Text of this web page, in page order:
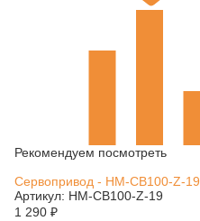
Рекомендуем посмотреть
Сервопривод - HM-CB100-Z-19
Артикул: HM-CB100-Z-19
1 290 ₽